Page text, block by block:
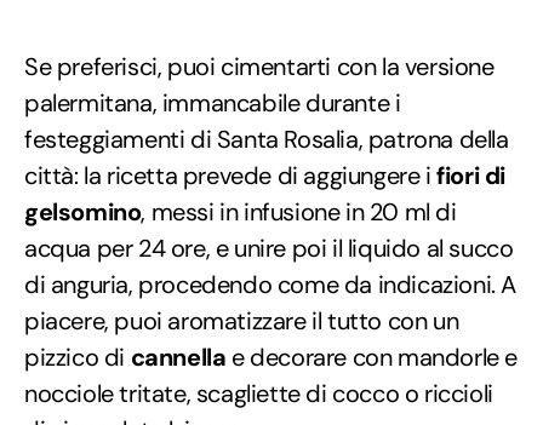
Se preferisci, puoi cimentarti con la versione
palermitana, immancabile durante i
festeggiamenti di Santa Rosalia, patrona della
città: la ricetta prevede di aggiungere ifiori di
gelsomino, messi in infusione in 20 ml di
acqua per 24 ore, e unire poi il liquido al succo
di anguria, procedendo come da indicazioni. A
piacere, puoi aromatizzare il tutto con un
pizzico di cannella e decorare con mandorle e
nocciole tritate, scagliette di cocco o riccioli